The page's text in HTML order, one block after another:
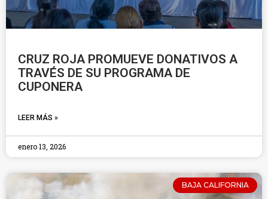
CRUZ ROJA PROMUEVE DONATIVOS A
TRAVÉS DE SU PROGRAMA DE
CUPONERA
LEER MÁS »
enero 13, 2026
BAJA CALIFORNIA